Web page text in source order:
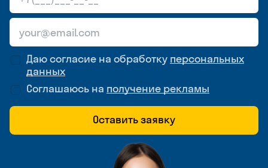
Даю согласие на обработку персональных
данных
Соглашаюсь на получение рекламы
Оставить заявку